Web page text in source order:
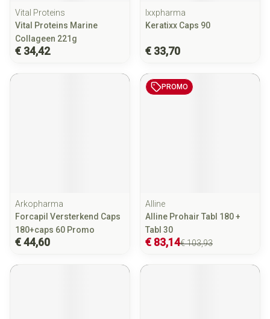
Vital Proteins
Vital Proteins Marine
Collageen 221g
€ 34,42
Ixxpharma
Keratixx Caps 90
€ 33,70
Arkopharma
Forcapil Versterkend Caps
180+caps 60 Promo
€ 44,60
PROMO
Alline
Alline Prohair Tabl 180 +
Tabl 30
€ 103,93
€ 83,14